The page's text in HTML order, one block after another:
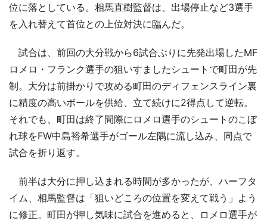
位に落としている。相馬直樹監督は、出場停止など3選手
を入れ替えて首位との上位対決に臨んだ。
試合は、前回の大分戦から6試合ぶりに先発出場したMF
ロメロ・フランク選手の狙いすましたシュートで町田が先
制。大分は前掛かりで攻める町田のディフェンスライン裏
に精度の高いボールを供給、立て続けに2得点して逆転。
それでも、町田は終了間際にロメロ選手のシュートのこぼ
れ球をFW中島裕希選手がゴール左隅に流し込み、同点で
試合を折り返す。
前半は大分に押し込まれる時間が多かったが、ハーフタ
イム、相馬監督は「狙いどころの位置を変えて戦う」よう
に修正。町田が押し気味に試合を進めると、ロメロ選手が